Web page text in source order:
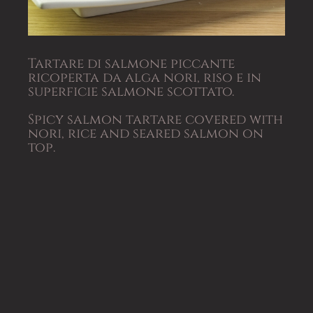
Tartare di salmone piccante
ricoperta da alga nori, riso e in
superficie salmone scottato.
Spicy salmon tartare covered with
nori, rice and seared salmon on
top.